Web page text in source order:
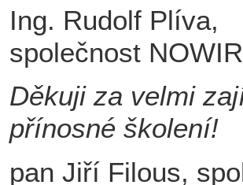
Ing. Rudolf Plíva,
společnost
Děkuji za velmi
přínosné školení!
pan Jiří Filous,